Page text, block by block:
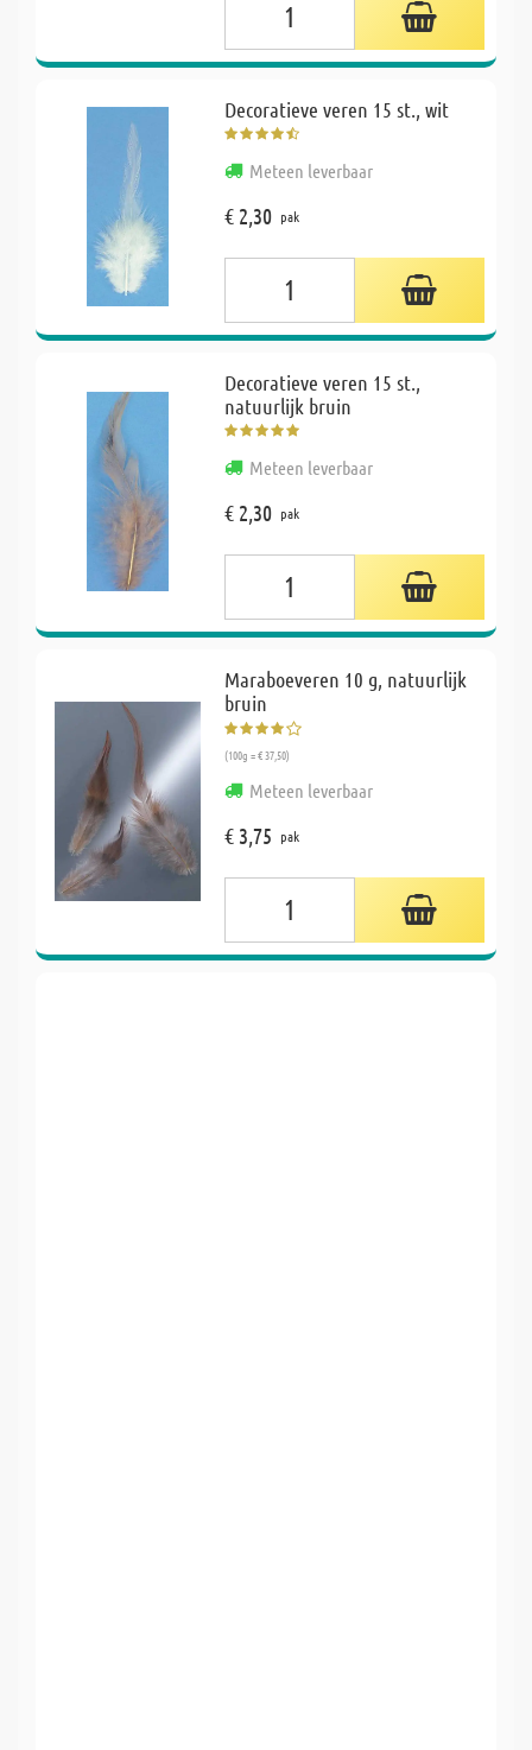
Decoratieve veren 15 st., wit
Meteen leverbaar
€ 2,30 pak
Decoratieve veren 15 st.,
natuurlijk bruin
Meteen leverbaar
€ 2,30 pak
Maraboeveren 10 g, natuurlijk
bruin
(100g = € 37,50)
Meteen leverbaar
€ 3,75 pak